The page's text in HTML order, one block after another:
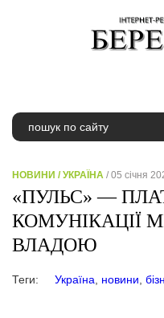
НОВИНИ /УКРАЇНА / 05 січня
«ПУЛЬС» —
КОМУНІКАЦІЇ
ВЛАДОЮ
Теги: Україна новини